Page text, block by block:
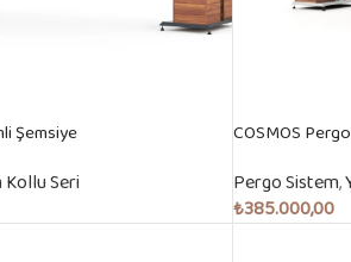
Şemsiye
Kollu Seri
COSMOS
Pergo Sistem,
₺385.000,00
Sepete Ekle